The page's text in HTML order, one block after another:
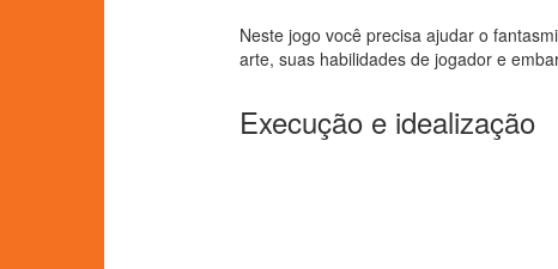
Neste jogo você precisa ajudar o
arte, suas habilidades de jogador e
Execução e idealização